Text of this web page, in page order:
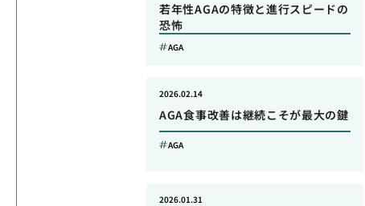
若年性AGAの特徴と進行スピードの
恐怖
AGA
AGA食事改善は継続こそが最大の鍵
2026.02.14
AGA
2026.01.31